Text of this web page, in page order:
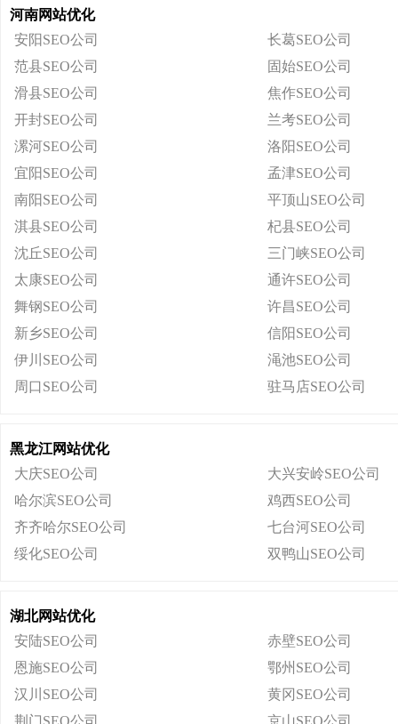
河南网站优化
安阳SEO公司
长葛SEO公司
范县SEO公司
固始SEO公司
滑县SEO公司
焦作SEO公司
开封SEO公司
兰考SEO公司
漯河SEO公司
洛阳SEO公司
宜阳SEO公司
孟津SEO公司
南阳SEO公司
平顶山SEO公司
淇县SEO公司
杞县SEO公司
沈丘SEO公司
三门峡SEO公司
太康SEO公司
通许SEO公司
舞钢SEO公司
许昌SEO公司
新乡SEO公司
信阳SEO公司
伊川SEO公司
渑池SEO公司
周口SEO公司
驻马店SEO公司
黑龙江网站优化
大庆SEO公司
大兴安岭SEO公司
哈尔滨SEO公司
鸡西SEO公司
齐齐哈尔SEO公司
七台河SEO公司
绥化SEO公司
双鸭山SEO公司
湖北网站优化
安陆SEO公司
赤壁SEO公司
恩施SEO公司
鄂州SEO公司
汉川SEO公司
黄冈SEO公司
荆门SEO公司
京山SEO公司